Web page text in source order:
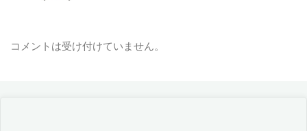
コメントは受け付けていません。